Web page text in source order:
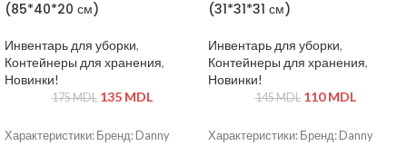
(85*40*20 см)
Инвентарь для уборки,
Контейнеры для хранения,
Новинки!
175MDL 135 MDL
Характеристики: Бренд: Danny
(31*31*31 см)
Инвентарь для уборки,
Контейнеры для хранения,
Новинки!
145MDL 110MDL
Характеристики: Бренд: Danny